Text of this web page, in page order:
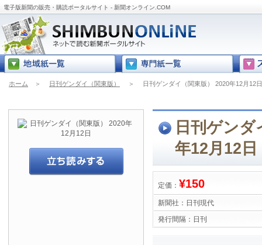
電子版新聞の販売・購読ポータルサイト - 新聞オンライン.COM
ホーム ＞ 日刊ゲンダイ（関東版） ＞ 日刊ゲンダイ（関東版） 2020年12月12日
日刊ゲン
年12月12日
定価： ¥150
新聞社： 日刊現代
発行間隔： 日刊